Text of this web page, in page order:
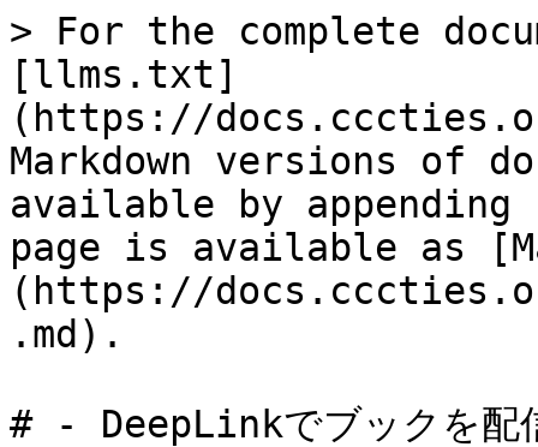
> For the complete
[llms.txt]
(https://
Markdown versions of
available by
page is available as
(https://
.md).
# - DeepLinkでブックを配